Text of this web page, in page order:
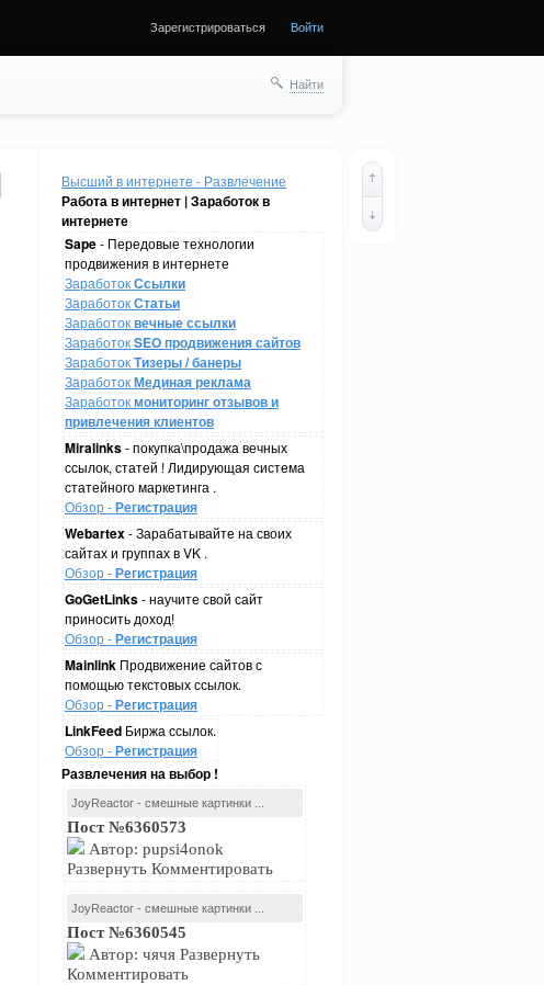
Зарегистрироваться Войти
Найти
Высший в интернете - Развлечение
Работа в интернет | Заработок в
интернете
Sape- Передовые технологии
продвижения в интернете
ЗаработокСсылки
ЗаработокСтатьи
Заработоквечные ссылки
ЗаработокSEO продвижения сайтов
ЗаработокТизеры / банеры
ЗаработокМединая реклама
Заработокмониторинг отзывов и
привлечения клиентов
Miralinks- покупка\продажа вечных
ссылок, статей ! Лидирующая система
статейного маркетинга .
Обзор -Регистрация
Webartex- Зарабатывайте на своих
сайтах и группах в VK .
Обзор -Регистрация
GoGetLinks- научите свой сайт
приносить доход!
Обзор -Регистрация
Mainlink Продвижение сайтов с
помощью текстовых ссылок.
Обзор -Регистрация
LinkFeed Биржа ссылок.
Обзор -Регистрация
Развлечения на выбор !
JoyReactor - смешные картинки ...
Пост №6360573
Автор: pupsi4onok
Развернуть Комментировать
JoyReactor - смешные картинки ...
Пост №6360545
Автор: чячя Развернуть
Комментировать